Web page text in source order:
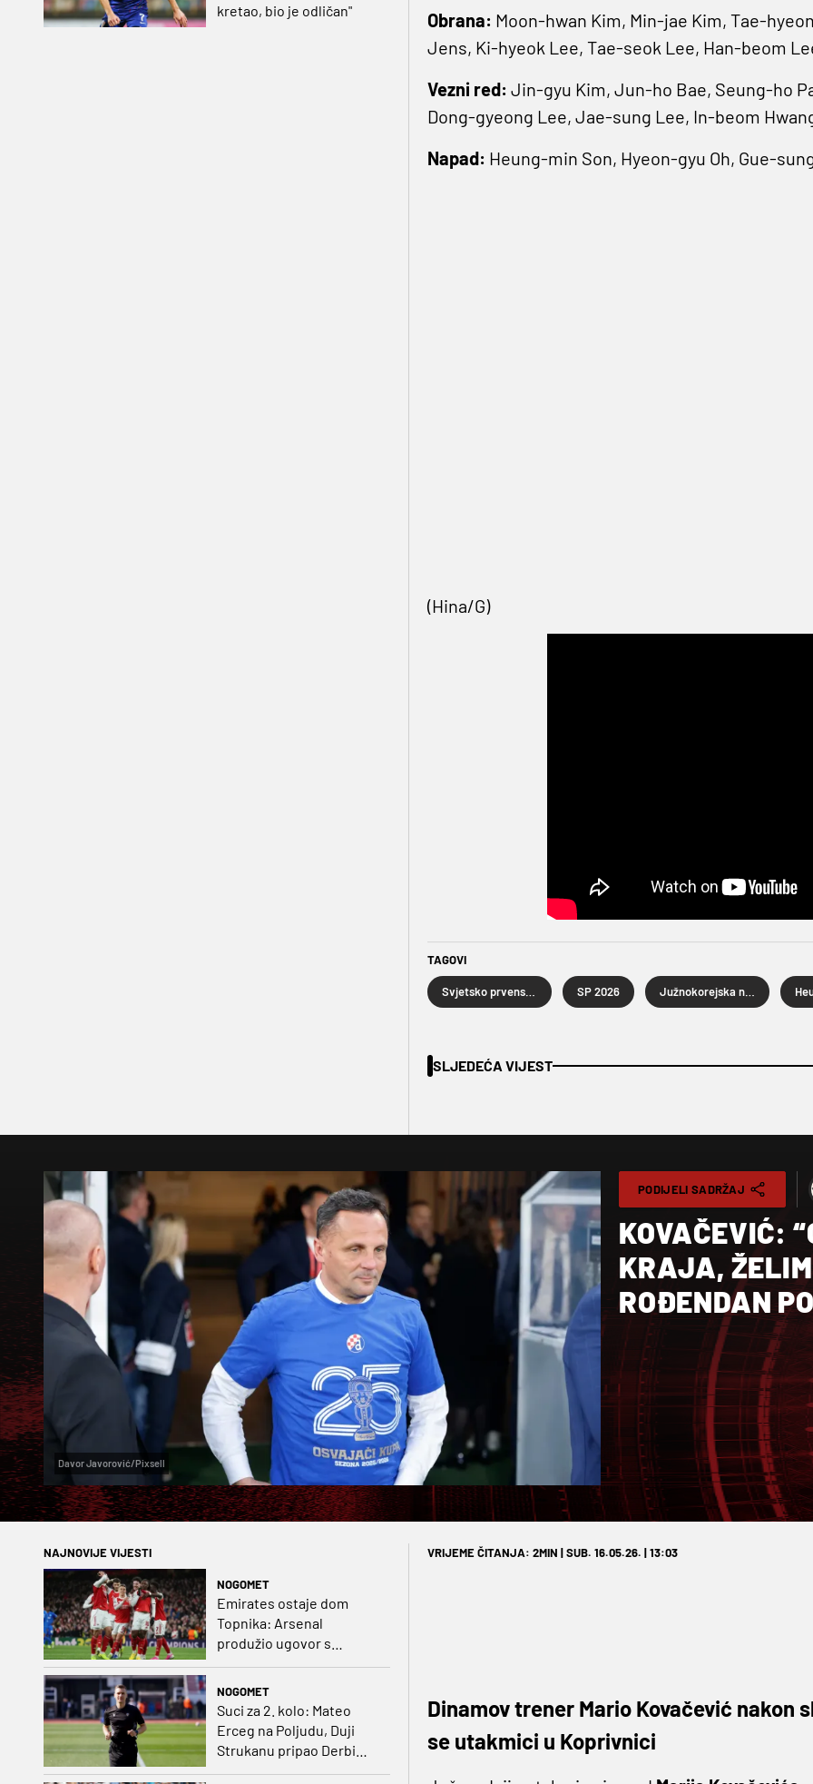
kretao, bio je odličan"
Obrana: Moon-hwan Kim, Min-jae Kim, Tae-
Jens, Ki-hyeok Lee, Tae-seok Lee, Han-beom
Vezni red: Jin-gyu Kim, Jun-ho Bae, Seung-ho
Dong-gyeong Lee, Jae-sung Lee, In-beom
Napad: Heung-min Son, Hyeon-gyu Oh, Gue-
(Hina/G)
TAGOVI
Svjetsko prvenstvo u nogometu 2026. SP 2026 Južnokorejska nogometna reprezentacija
SLJEDEĆA VIJEST
Davor Javorović/Pixsell
PODIJELI SADRŽAJ
KOVAČEVIĆ:
KRAJA,
ROĐENDAN
NAJNOVIJE VIJESTI
NOGOMET
Emirates ostaje dom
Topnika: Arsenal
produžio ugovor s
glavnim sponzorom
NOGOMET
Suci za 2. kolo: Mateo
Erceg na Poljudu, Duji
Strukanu pripao Derbi
VRIJEME ČITANJA: 2MIN | SUB. 16.05.26. | 13:03
Dinamov trener Mario Kovačević nakon
se utakmici u Koprivnici